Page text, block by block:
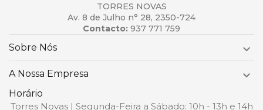
TORRES NOVAS
Av. 8 de Julho n° 28, 2350-724
Contacto: 937 771 759
Sobre Nós 
A Nossa Empresa 
Horário
Torres Novas | Segunda-Feira a Sábado: 10h - 13h e 14h